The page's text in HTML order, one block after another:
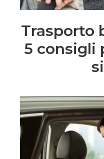
Trasporto
5 consigli